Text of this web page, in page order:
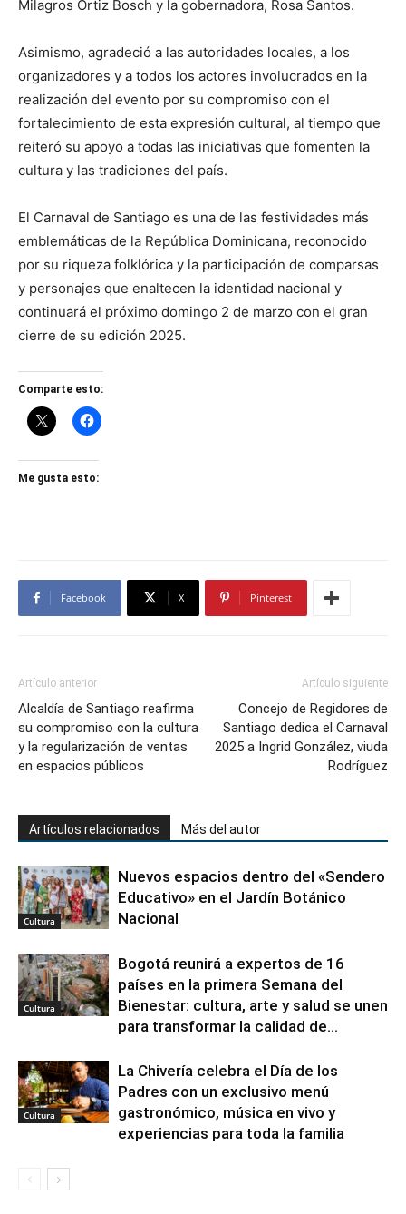
Milagros Ortiz Bosch y la gobernadora, Rosa Santos.
Asimismo, agradeció a las autoridades locales, a los
organizadores y a todos los actores involucrados en la
realización del evento por su compromiso con el
fortalecimiento de esta expresión cultural, al tiempo que
reiteró su apoyo a todas las iniciativas que fomenten la
cultura y las tradiciones del país.
El Carnaval de Santiago es una de las festividades más
emblemáticas de la República Dominicana, reconocido
por su riqueza folklórica y la participación de comparsas
y personajes que enaltecen la identidad nacional y
continuará el próximo domingo 2 de marzo con el gran
cierre de su edición 2025.
Comparte esto:
Me gusta esto:
Facebook X Pinterest
Artículo anterior
Alcaldía de Santiago reafirma
su compromiso con la cultura
y la regularización de ventas
en espacios públicos
Artículo siguiente
Concejo de Regidores de
Santiago dedica el Carnaval
2025 a Ingrid González, viuda
Rodríguez
Artículos relacionados Más del autor
Cultura
Nuevos espacios dentro del «Sendero
Educativo» en el Jardín Botánico
Nacional
Cultura
Bogotá reunirá a expertos de 16
países en la primera Semana del
Bienestar: cultura, arte y salud se unen
para transformar la calidad de...
Cultura
La Chivería celebra el Día de los
Padres con un exclusivo menú
gastronómico, música en vivo y
experiencias para toda la familia